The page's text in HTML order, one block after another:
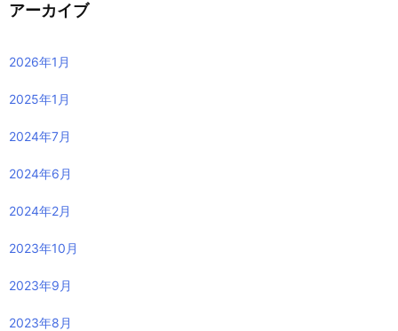
アーカイブ
2026年1月
2025年1月
2024年7月
2024年6月
2024年2月
2023年10月
2023年9月
2023年8月